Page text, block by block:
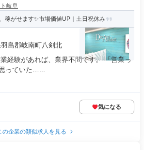
岐阜
稼がせます✨市場価値UP｜土日祝休み
島郡岐南町八剣北
経験があれば、業界不問です。 「営業っ
っていた…...
気になる
の企業の類似求人を見る